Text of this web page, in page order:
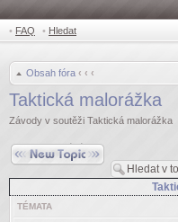
• FAQ • Hledat
Obsah fóra ‹ ‹ ‹
Taktická malorážka
Závody v soutěži Taktická malorážka
Odeslat nové téma
TÉMATA